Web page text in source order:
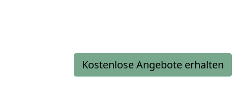
Kostenlose Angebote erhalten